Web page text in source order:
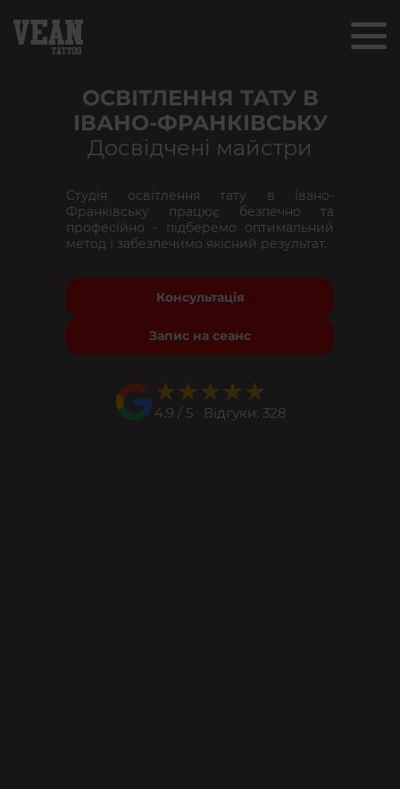
ОСВІТЛЕННЯ ТАТУ В
ІВАНО-ФРАНКІВСЬКУ
Досвідчені майстри
Студія освітлення тату в Івано-
Франківську працює безпечно та
професійно - підберемо оптимальний
метод і забезпечимо якісний результат.
Консультація
Запис на сеанс
★★★★★
★★★★★
4.9 / 5 Відгуки: 328